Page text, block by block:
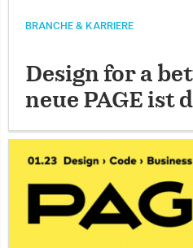
BRANCHE & KARRIERE
Design for a
neue PAGE ist